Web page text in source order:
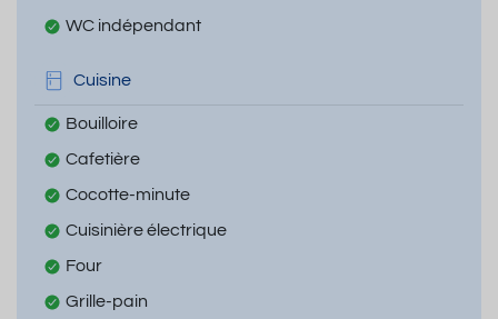
WC indépendant
Cuisine
Bouilloire
Cafetière
Cocotte-minute
Cuisinière électrique
Four
Grille-pain